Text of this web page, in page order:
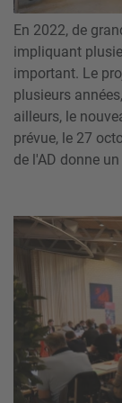
En 2022, de
impliquant
important. Le
plusieurs
ailleurs, le
prévue, le 27
de l'AD donne